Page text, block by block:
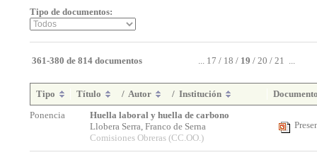
Tipo de documentos:
361-380 de 814 documentos ... 17 / 18 / 19 / 20 / 21 ...
Tipo Título / Autor / Institución
Ponencia
Huella laboral y huella de carbono
Llobera Serra, Franco de Serna
Comisiones Obreras (CC.OO.)